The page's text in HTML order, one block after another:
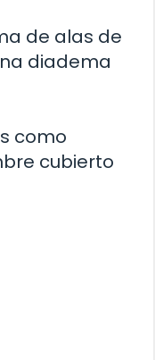
de alas de
diadema
como
cubierto